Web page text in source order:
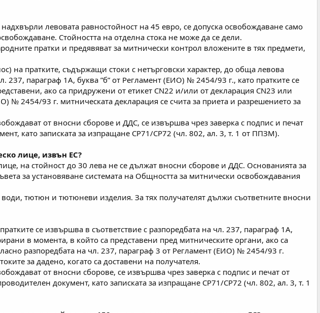
левовата равностойност на 45 евро, се допуска освобождаване само
Стойността на отделна стока не може да се дели.
пратки и предявяват за митнически контрол вложените в тях предмети,
на пратките, съдържащи стоки с нетърговски характер, до обща левова
237, параграф 1А, буква ”б” от Регламент (ЕИО) № 2454/93 г., като пратките се
ако са придружени от етикет СN22 и/или от декларация СN23 или
№ 2454/93 г. митническата декларация се счита за приета и разрешението за
от вносни сборове и ДДС, се извършва чрез заверка с подпис и печат
като записката за изпращане СР71/СР72 (чл. 802, ал. 3, т. 1 от ППЗМ).
лице, извън ЕС?
на стойност до 30 лева не се дължат вносни сборове и ДДС. Основанията за
за установяване системата на Общността за митнически освобождавания
тютюн и тютюневи изделия. За тях получателят дължи съответните вносни
се извършва в съответствие с разпоредбата на чл. 237, параграф 1А,
в момента, в който са представени пред митническите органи, ако са
разпоредбата на чл. 237, параграф 3 от Регламент (ЕИО) № 2454/93 г.
за дадено, когато са доставени на получателя.
от вносни сборове, се извършва чрез заверка с подпис и печат от
документ, като записката за изпращане СР71/СР72 (чл. 802, ал. 3, т. 1